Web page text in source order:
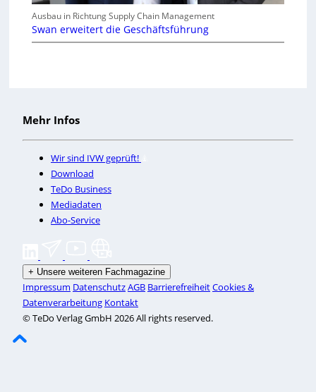
Ausbau in Richtung Supply Chain Management
Swan erweitert die Geschäftsführung
Mehr Infos
Wir sind IVW geprüft!
Download
TeDo Business
Mediadaten
Abo-Service
+ Unsere weiteren Fachmagazine
Impressum DatenschutzAGB BarrierefreiheitCookies &
Datenverarbeitung Kontakt
© TeDo Verlag GmbH 2026 All rights reserved.